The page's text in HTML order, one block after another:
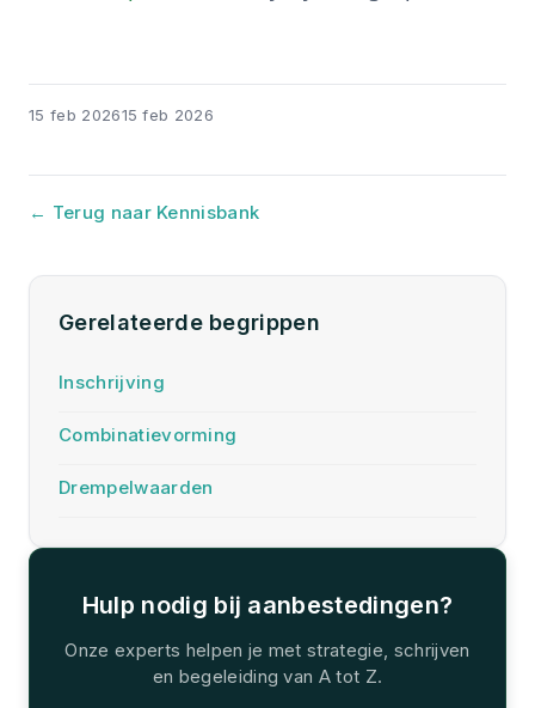
← Terug naar Kennisbank
15 feb 202615 feb 2026
Gerelateerde begrippen
Inschrijving
Combinatievorming
Drempelwaarden
Hulp nodig bij aanbestedingen?
Onze experts helpen je met strategie, schrijven
en begeleiding van A tot Z.